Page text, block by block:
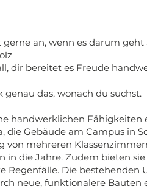
gerne an, wenn es darum
dir bereitet es Freude
genau das, wonach du suchst.
handwerklichen
die Gebäude am Campus in
von mehreren
in die Jahre. Zudem bieten
Regenfälle. Die
neue, funktionalere Bauten